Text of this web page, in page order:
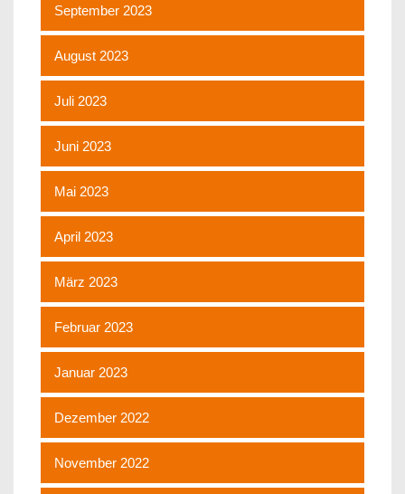
September 2023
August 2023
Juli 2023
Juni 2023
Mai 2023
April 2023
März 2023
Februar 2023
Januar 2023
Dezember 2022
November 2022